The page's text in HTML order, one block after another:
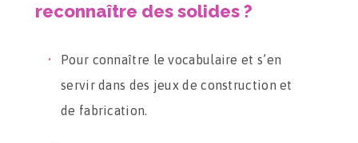
reconnaître des solides ?
Pour connaître le vocabulaire et s’en
servir dans des jeux de construction et
de fabrication.